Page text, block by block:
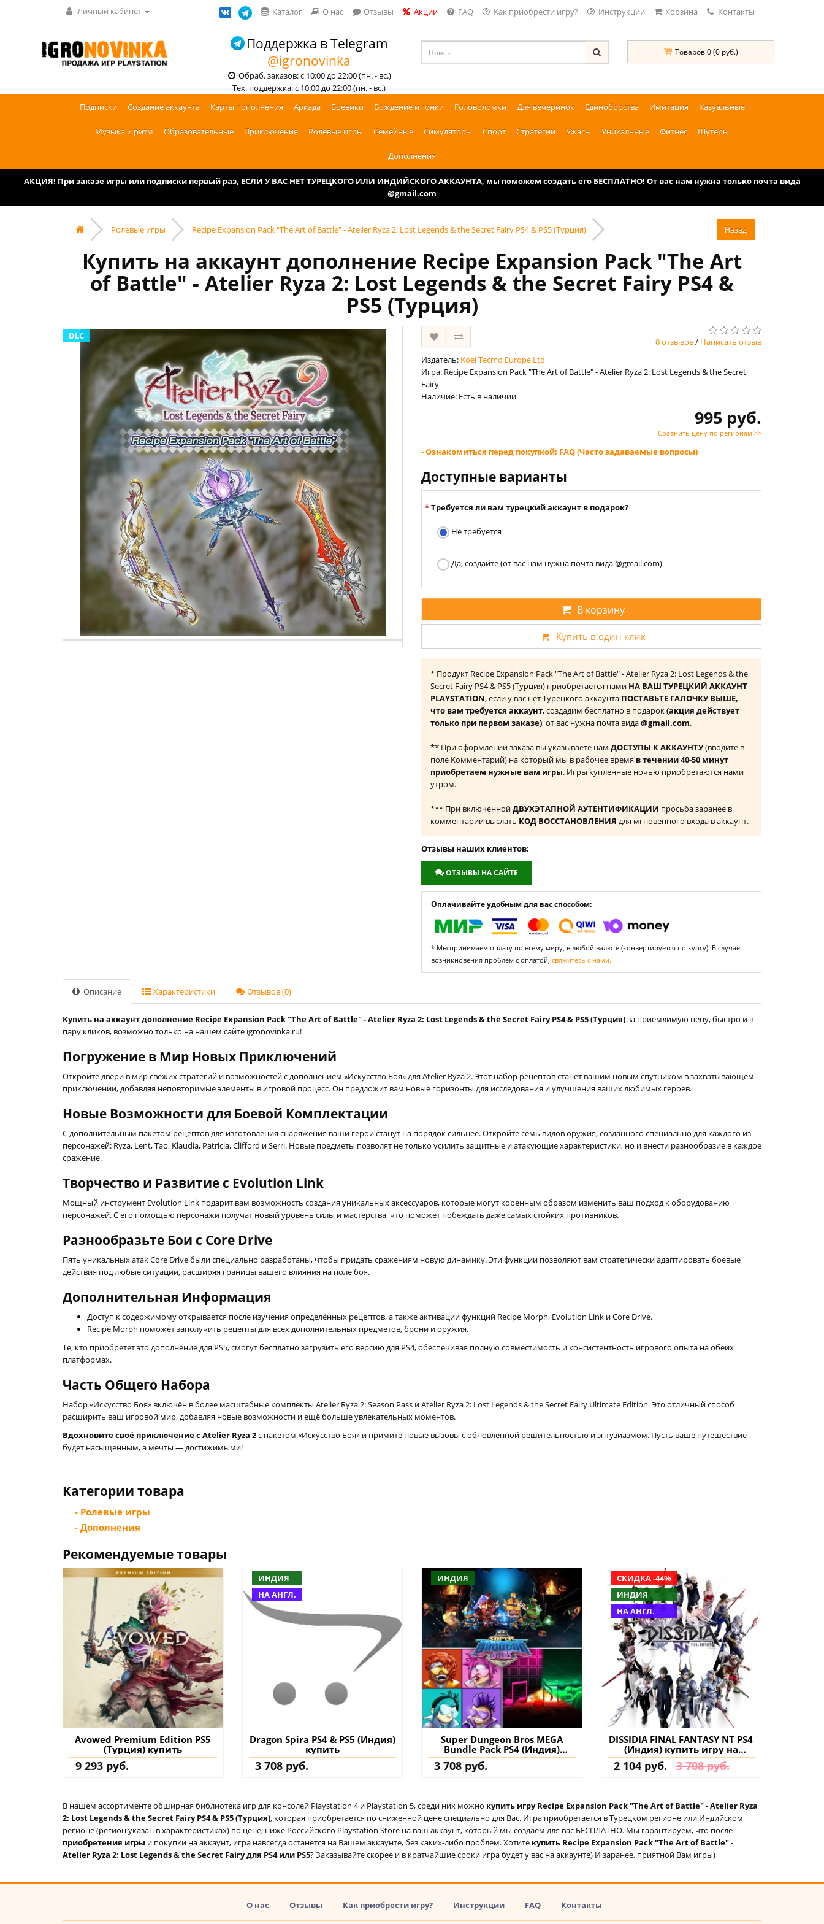
Личный кабинет Каталог О нас Отзывы Акции FAQ Как приобрести игру? Инструкции Корзина Контакты
Поддержка в Telegram
@igronovinka
Обраб. заказов: с 10:00 до 22:00 (пн. - вс.)
Тех. поддержка: с 10:00 до 22:00 (пн. - вс.)
Товаров 0 (0 руб.)
Подписки Создание аккаунта Карты пополнения Аркада Боевики Вождение и гонки Головоломки Для вечеринок Единоборства Имитация Казуальные
Музыка и ритм Образовательные Приключения Ролевые игры Семейные Симуляторы Спорт Стратегии Ужасы Уникальные Фитнес Шутеры
Дополнения
АКЦИЯ! При заказе игры или подписки первый раз, ЕСЛИ У ВАС НЕТ ТУРЕЦКОГО ИЛИ ИНДИЙСКОГО АККАУНТА, мы поможем создать его БЕСПЛАТНО! От вас нам нужна только почта вида
@gmail.com
Ролевые игры Recipe Expansion Pack "The Art of Battle" - Atelier Ryza 2: Lost Legends & the Secret Fairy PS4 & PS5 (Турция)
Купить на аккаунт дополнение Recipe Expansion Pack "The Art
of Battle" - Atelier Ryza 2: Lost Legends & the Secret Fairy PS4 &
PS5 (Турция)
DLC
0 отзывов/ Написать отзыв
Издатель: Koei Tecmo Europe Ltd
Игра: Recipe Expansion Pack "The Art of Battle" - Atelier Ryza 2: Lost Legends & the Secret
Fairy
Наличие: Есть в наличии
995 руб.
Сравнить цену по регионам >>
- Ознакомиться перед покупкой: FAQ (Часто задаваемые вопросы)
Доступные варианты
Требуется ли вам турецкий аккаунт в подарок?
Не требуется
Да, создайте (от вас нам нужна почта вида @gmail.com)
В корзину
Купить в один клик
* Продукт Recipe Expansion Pack "The Art of Battle" - Atelier Ryza 2: Lost Legends & the
Secret Fairy PS4 & PS5 (Турция) приобретается нами НА ВАШ ТУРЕЦКИЙ АККАУНТ
PLAYSTATION, если у вас нет Турецкого аккаунта ПОСТАВЬТЕ ГАЛОЧКУ ВЫШЕ,
что вам требуется аккаунт, создадим бесплатно в подарок(акция действует
только при первом заказе), от вас нужна почта вида@gmail.com.
** При оформлении заказа вы указываете нам ДОСТУПЫ К АККАУНТУ(вводите в
поле Комментарий) на который мы в рабочее время в течении 40-50 минут
приобретаем нужные вам игры. Игры купленные ночью приобретаются нами
утром.
*** При включеннойДВУХЭТАПНОЙ АУТЕНТИФИКАЦИИ просьба заранее в
комментарии выслать КОД ВОССТАНОВЛЕНИЯ для мгновенного входа в аккаунт.
Отзывы наших клиентов:
ОТЗЫВЫ НА САЙТЕ
Оплачивайте удобным для вас способом:
* Мы принимаем оплату по всему миру, в любой валюте (конвертируется по курсу). В случае
возникновения проблем с оплатой, свяжитесь с нами.
Описание Характеристики Отзывов (0)
Купить на аккаунт дополнение Recipe Expansion Pack "The Art of Battle" - Atelier Ryza 2: Lost Legends & the Secret Fairy PS4 & PS5 (Турция)за приемлимую цену, быстро и в
пару кликов, возможно только на нашем сайте igronovinka.ru!
Погружение в Мир Новых Приключений
Откройте двери в мир свежих стратегий и возможностей с дополнением «Искусство Боя» для Atelier Ryza 2. Этот набор рецептов станет вашим новым спутником в захватывающем
приключении, добавляя неповторимые элементы в игровой процесс. Он предложит вам новые горизонты для исследования и улучшения ваших любимых героев.
Новые Возможности для Боевой Комплектации
С дополнительным пакетом рецептов для изготовления снаряжения ваши герои станут на порядок сильнее. Откройте семь видов оружия, созданного специально для каждого из
персонажей: Ryza, Lent, Tao, Klaudia, Patricia, Clifford и Serri. Новые предметы позволят не только усилить защитные и атакующие характеристики, но и внести разнообразие в каждое
сражение.
Творчество и Развитие с Evolution Link
Мощный инструмент Evolution Link подарит вам возможность создания уникальных аксессуаров, которые могут коренным образом изменить ваш подход к оборудованию
персонажей. С его помощью персонажи получат новый уровень силы и мастерства, что поможет побеждать даже самых стойких противников.
Разнообразьте Бои с Core Drive
Пять уникальных атак Core Drive были специально разработаны, чтобы придать сражениям новую динамику. Эти функции позволяют вам стратегически адаптировать боевые
действия под любые ситуации, расширяя границы вашего влияния на поле боя.
Дополнительная Информация
Доступ к содержимому открывается после изучения определённых рецептов, а также активации функций Recipe Morph, Evolution Link и Core Drive.
Recipe Morph поможет заполучить рецепты для всех дополнительных предметов, брони и оружия.
Те, кто приобретёт это дополнение для PS5, смогут бесплатно загрузить его версию для PS4, обеспечивая полную совместимость и консистентность игрового опыта на обеих
платформах.
Часть Общего Набора
Набор «Искусство Боя» включён в более масштабные комплекты Atelier Ryza 2: Season Pass и Atelier Ryza 2: Lost Legends & the Secret Fairy Ultimate Edition. Это отличный способ
расширить ваш игровой мир, добавляя новые возможности и ещё больше увлекательных моментов.
Вдохновите своё приключение с Atelier Ryza 2с пакетом «Искусство Боя» и примите новые вызовы с обновлённой решительностью и энтузиазмом. Пусть ваше путешествие
будет насыщенным, а мечты — достижимыми!
Категории товара
- Ролевые игры
- Дополнения
Рекомендуемые товары
Avowed Premium Edition PS5
(Турция) купить
9 293 руб.
ИНДИЯ
НА АНГЛ.
Dragon Spira PS4 & PS5 (Индия)
купить
3 708 руб.
ИНДИЯ
Super Dungeon Bros MEGA
Bundle Pack PS4 (Индия)
купить игру на аккаунт
3 708 руб.
СКИДКА -44%
ИНДИЯ
НА АНГЛ.
DISSIDIA FINAL FANTASY NT PS4
(Индия) купить игру на
аккаунт
2 104 руб. 3 708 руб.
В нашем ассортименте обширная библиотека игр для консолей Playstation 4 и Playstation 5, среди них можно купить игру Recipe Expansion Pack "The Art of Battle" - Atelier Ryza
2: Lost Legends & the Secret Fairy PS4 & PS5 (Турция), которая приобретается по сниженной цене специально для Вас. Игра приобретается в Турецком регионе или Индийском
регионе (регион указан в характеристиках) по цене, ниже Российского Playstation Store на ваш аккаунт, который мы создаем для вас БЕСПЛАТНО. Мы гарантируем, что после
приобретения игры и покупки на аккаунт, игра навсегда останется на Вашем аккаунте, без каких-либо проблем. Хотите купить Recipe Expansion Pack "The Art of Battle" -
Atelier Ryza 2: Lost Legends & the Secret Fairy для PS4 или PS5? Заказывайте скорее и в кратчайшие сроки игра будет у вас на аккаунте) И заранее, приятной Вам игры)
О нас Отзывы Как приобрести игру? Инструкции FAQ Контакты